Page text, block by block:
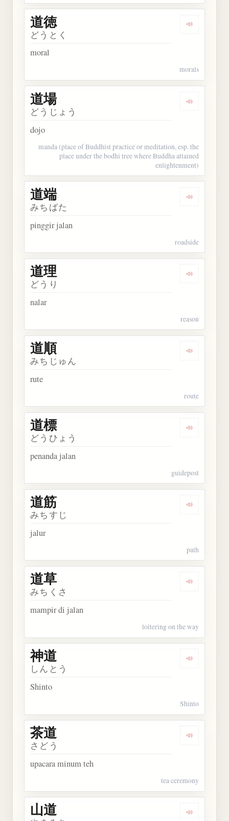
Dengarkan
道徳
どうとく
moral
morals
Dengarkan
道場
どうじょう
dojo
manda (place of Buddhist practice or meditation, esp. the
place under the bodhi tree where Buddha attained
enlightenment)
Dengarkan
道端
みちばた
pinggir jalan
roadside
Dengarkan
道理
どうり
nalar
reason
Dengarkan
道順
みちじゅん
rute
route
Dengarkan
道標
どうひょう
penanda jalan
guidepost
Dengarkan
道筋
みちすじ
jalur
path
Dengarkan
道草
みちくさ
mampir di jalan
loitering on the way
Dengarkan
神道
しんとう
Shinto
Shinto
Dengarkan
茶道
さどう
upacara minum teh
tea ceremony
Dengarkan
山道